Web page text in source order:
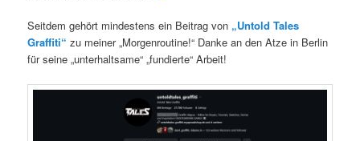
Seitdem gehört mindestens ein Beitrag von „Untold Tales
Graffiti“ zu meiner „Morgenroutine!“ Danke an den Atze in Berlin
für seine „unterhaltsame“ „fundierte“ Arbeit!